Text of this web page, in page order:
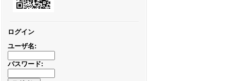
ログイン
ユーザ名:
パスワード: